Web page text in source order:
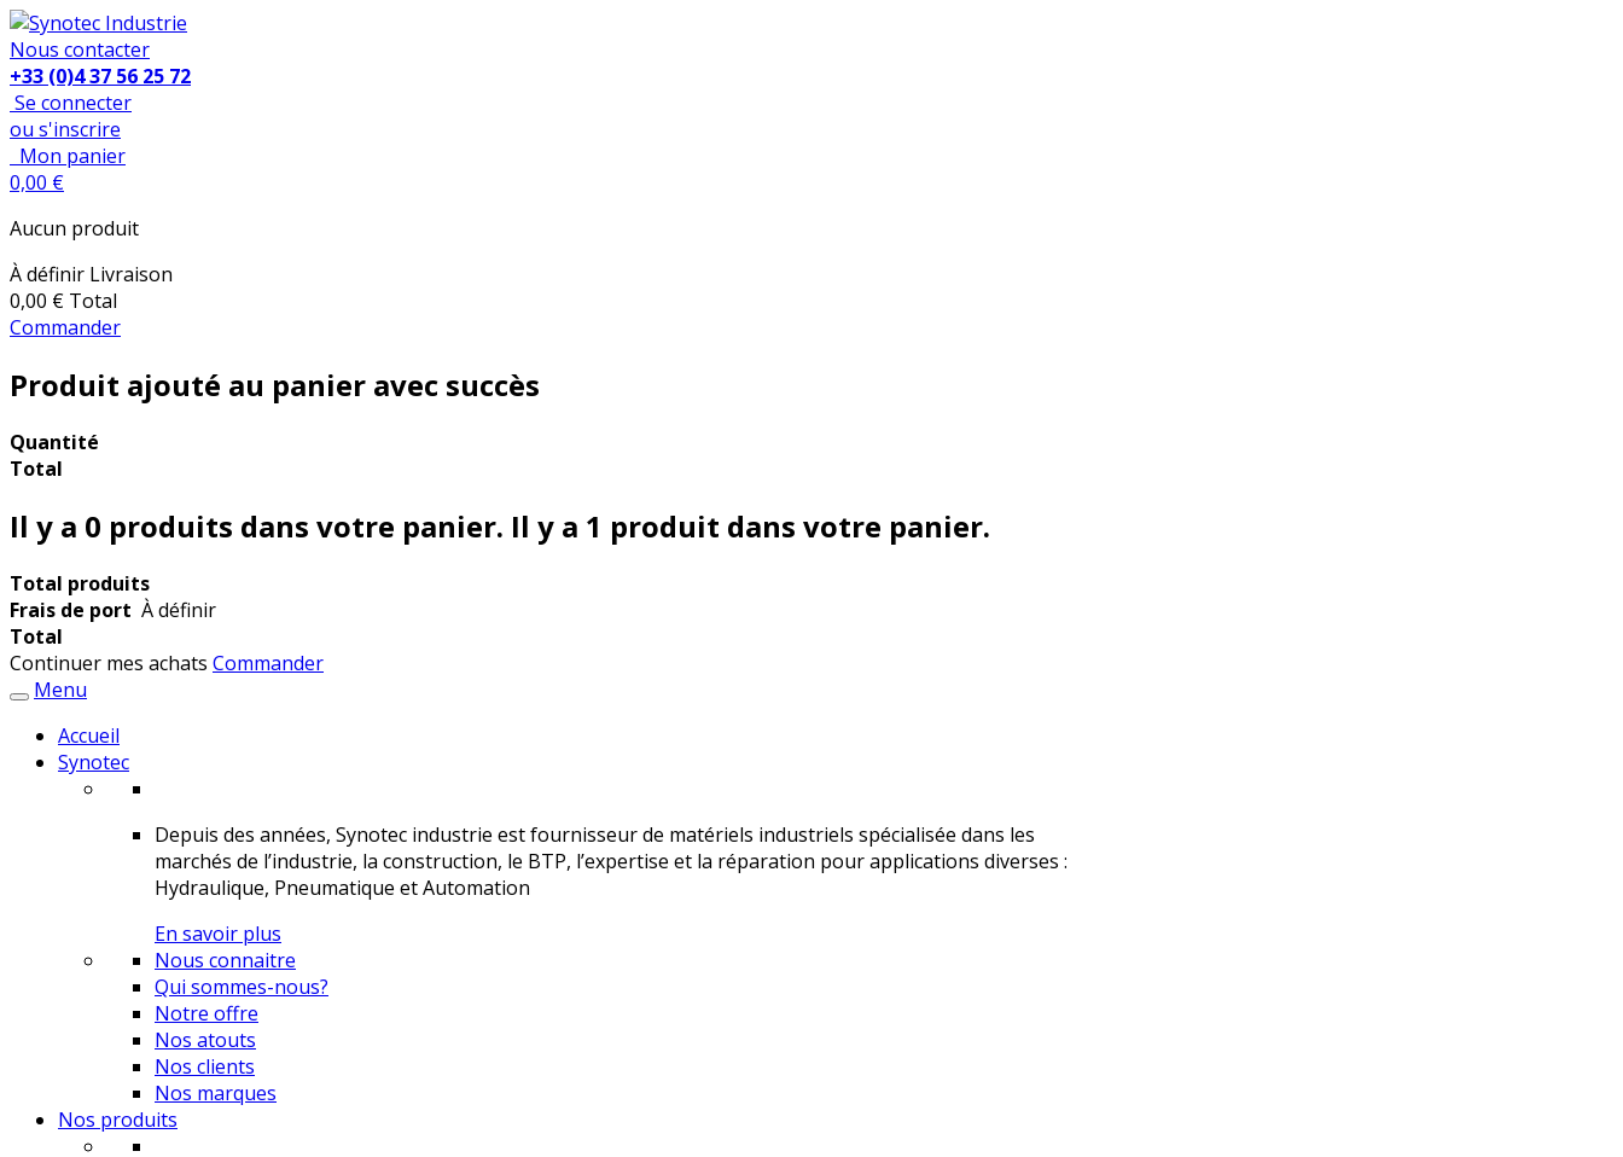
Nous contacter
+33 (0)4 37 56 25 72
Se connecter
ou s'inscrire
Mon panier
0,00 €
Aucun produit
À définir Livraison
0,00 € Total
Commander
Produit ajouté au panier avec succès
Quantité
Total
Il y a 0 produits dans votre panier. Il y a 1 produit dans votre panier.
Total produits
Frais de port À définir
Total
Continuer mes achats Commander
Menu
Accueil
Synotec
Depuis des années, Synotec industrie est fournisseur de matériels industriels spécialisée dans les
marchés de l’industrie, la construction, le BTP, l’expertise et la réparation pour applications diverses :
Hydraulique, Pneumatique et Automation
En savoir plus
Nous connaitre
Qui sommes-nous?
Notre offre
Nos atouts
Nos clients
Nos marques
Nos produits